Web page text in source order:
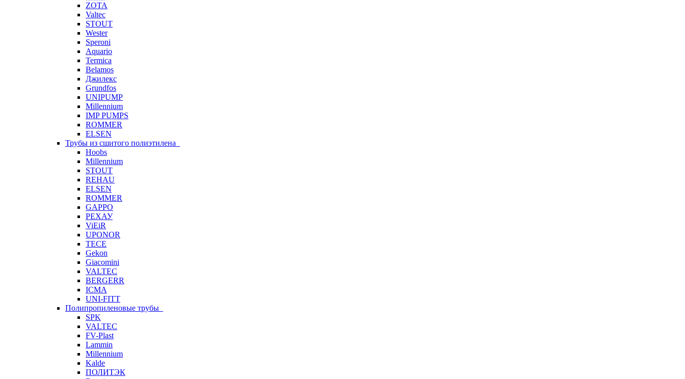
ZOTA
Valtec
STOUT
Wester
Speroni
Aquario
Termica
Belamos
Джилекс
Grundfos
UNIPUMP
Millennium
IMP PUMPS
ROMMER
ELSEN
Трубы из сшитого полиэтилена
Hoobs
Millennium
STOUT
REHAU
ELSEN
ROMMER
GAPPO
РЕХАУ
ViEiR
UPONOR
TECE
Gekon
Giacomini
VALTEC
BERGERR
ICMA
UNI-FITT
Полипропиленовые трубы
SPK
VALTEC
FV-Plast
Lammin
Millennium
Kalde
ПОЛИТЭК